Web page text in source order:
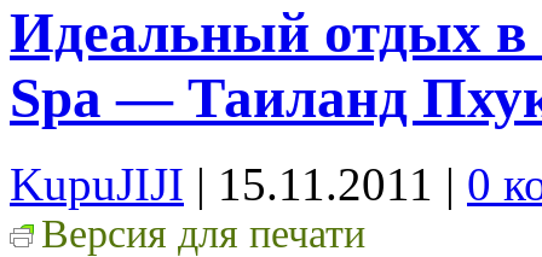
Идеальный отдых в
Spa — Таиланд
KupuJIJI | 15.11.2011 | 0
Версия для печати